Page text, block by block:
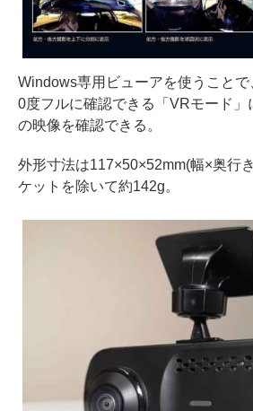
Windows専用ビューアを使うこと
0度フルに確認できる「VRモード」
の映像を確認できる。
外形寸法は117×50×52mm(幅×奥行
ケットを除いて約142g。